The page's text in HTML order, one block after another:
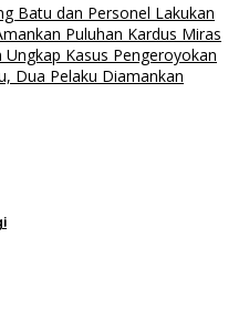
Batu dan Personel Lakukan
Puluhan Kardus Miras
Kasus Pengeroyokan
Dua Pelaku Diamankan